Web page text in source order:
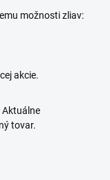
možnosti zliav:
akcie.
Aktuálne
tovar.